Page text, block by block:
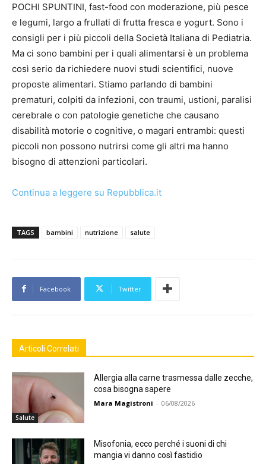
POCHI SPUNTINI, fast-food con moderazione, più pesce
e legumi, largo a frullati di frutta fresca e yogurt. Sono i
consigli per i più piccoli della Società Italiana di Pediatria.
Ma ci sono bambini per i quali alimentarsi è un problema
così serio da richiedere nuovi studi scientifici, nuove
proposte alimentari. Stiamo parlando di bambini
prematuri, colpiti da infezioni, con traumi, ustioni, paralisi
cerebrale o con patologie genetiche che causano
disabilità motorie o cognitive, o magari entrambi: questi
piccoli non possono nutrirsi come gli altri ma hanno
bisogno di attenzioni particolari.
Continua a leggere su Repubblica.it
TAGS bambini nutrizione salute
Facebook Twitter
Articoli Correlati
Salute
Allergia alla carne trasmessa dalle zecche,
cosa bisogna sapere
Mara Magistroni - 06/08/2026
Misofonia, ecco perché i suoni di chi
mangia vi danno così fastidio